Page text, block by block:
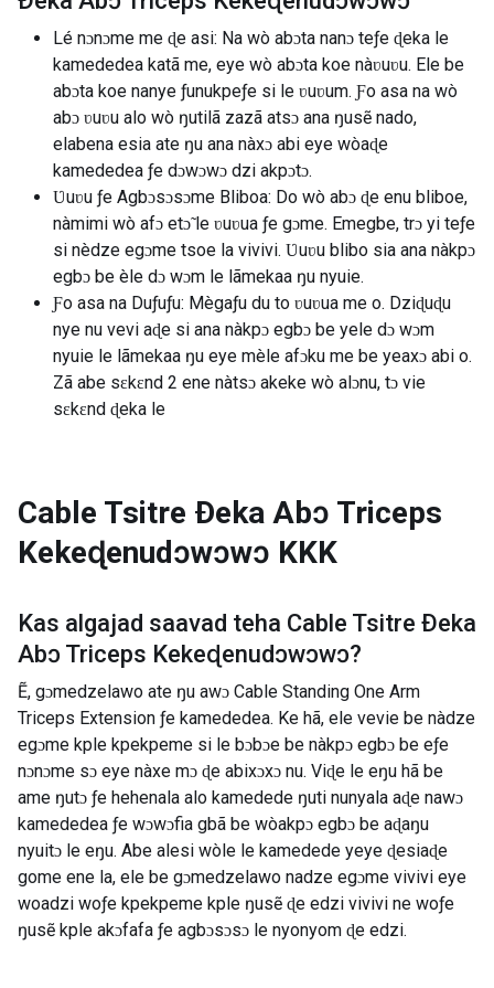
Lé nɔnɔme me ɖe asi: Na wò abɔta nanɔ teƒe ɖeka le
kamededea katã me, eye wò abɔta koe nàʋuʋu. Ele be
abɔta koe nanye ƒunukpeƒe si le ʋuʋum. Ƒo asa na wò
abɔ ʋuʋu alo wò ŋutilã zazã atsɔ ana ŋusẽ nado,
elabena esia ate ŋu ana nàxɔ abi eye wòaɖe
kamededea ƒe dɔwɔwɔ dzi akpɔtɔ.
Ʋuʋu ƒe Agbɔsɔsɔme Bliboa: Do wò abɔ ɖe enu bliboe,
nàmimi wò afɔ etɔ̃ le ʋuʋua ƒe gɔme. Emegbe, trɔ yi teƒe
si nèdze egɔme tsoe la vivivi. Ʋuʋu blibo sia ana nàkpɔ
egbɔ be èle dɔ wɔm le lãmekaa ŋu nyuie.
Ƒo asa na Duƒuƒu: Mègaƒu du to ʋuʋua me o. Dziɖuɖu
nye nu vevi aɖe si ana nàkpɔ egbɔ be yele dɔ wɔm
nyuie le lãmekaa ŋu eye mèle afɔku me be yeaxɔ abi o.
Zã abe sɛkɛnd 2 ene nàtsɔ akeke wò alɔnu, tɔ vie
sɛkɛnd ɖeka le
Cable Tsitre Ðeka Abɔ Triceps
Kekeɖenudɔwɔwɔ KKK
Kas algajad saavad teha Cable Tsitre Ðeka
Abɔ Triceps Kekeɖenudɔwɔwɔ?
Ẽ, gɔmedzelawo ate ŋu awɔ Cable Standing One Arm
Triceps Extension ƒe kamededea. Ke hã, ele vevie be nàdze
egɔme kple kpekpeme si le bɔbɔe be nàkpɔ egbɔ be eƒe
nɔnɔme sɔ eye nàxe mɔ ɖe abixɔxɔ nu. Viɖe le eŋu hã be
ame ŋutɔ ƒe hehenala alo kamedede ŋuti nunyala aɖe nawɔ
kamededea ƒe wɔwɔfia gbã be wòakpɔ egbɔ be aɖaŋu
nyuitɔ le eŋu. Abe alesi wòle le kamedede yeye ɖesiaɖe
gome ene la, ele be gɔmedzelawo nadze egɔme vivivi eye
woadzi woƒe kpekpeme kple ŋusẽ ɖe edzi vivivi ne woƒe
ŋusẽ kple akɔfafa ƒe agbɔsɔsɔ le nyonyom ɖe edzi.